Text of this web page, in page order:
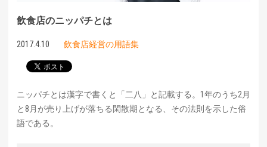
飲食店のニッパチとは
2017.4.10 飲食店経営の用語集
ニッパチとは漢字で書くと「二八」と記載する。1年のうち2月
と8月が売り上げが落ちる閑散期となる、その法則を示した俗
語である。